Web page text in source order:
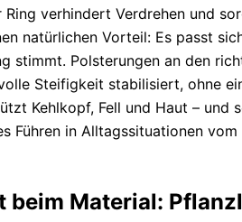
verhindert Verdrehen und
natürlichen Vorteil: Es passt
stimmt. Polsterungen an den
Steifigkeit stabilisiert, ohne
Kehlkopf, Fell und Haut – und
Führen in Alltagssituationen
beim Material: